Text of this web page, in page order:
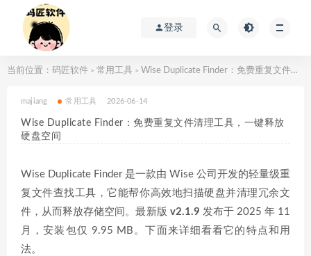
登录
当前位置： 码匠软件 > 常用工具 > Wise Duplicate Finder：免费重复文件清理工具，一键释放硬盘空间
majiang 常用工具 2026-06-14
Wise Duplicate Finder：免费重复文件清理工具，一键释放
硬盘空间
Wise Duplicate Finder 是一款由 Wise 公司开发的轻量级重
复文件查找工具，它能帮你高效地扫描硬盘并清理冗余文
件，从而释放存储空间 。最新版 v2.1.9 发布于 2025 年 11
月，安装包仅 9.95 MB 。下面来详细看看它的特点和用
法。